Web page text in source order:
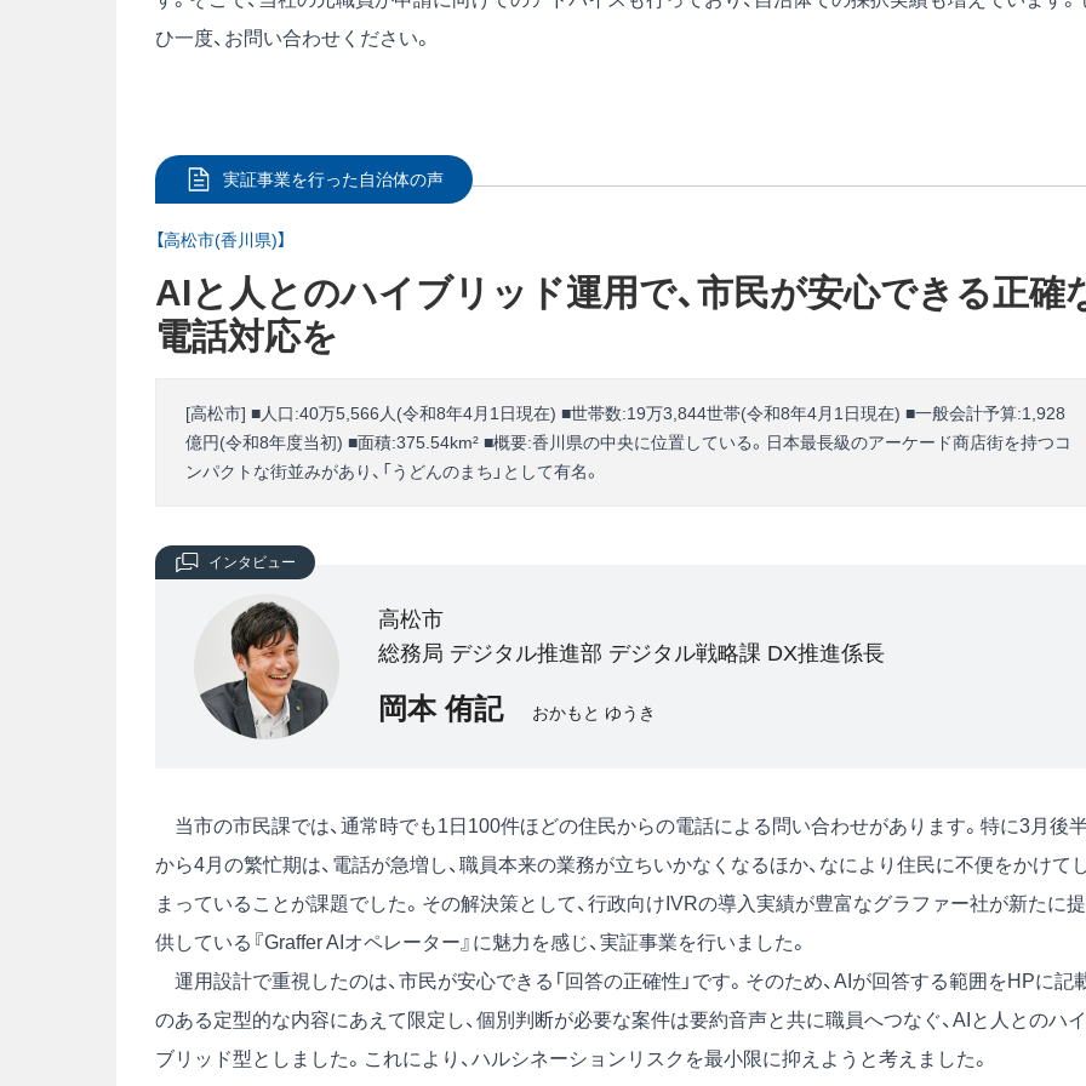
ひ一度、お問い合わせください。
実証事業を行った自治体の声
【高松市(香川県)】
AIと人とのハイブリッド運用で、市民が安心できる正確
電話対応を
[高松市] ■人口:40万5,566人(令和8年4月1日現在) ■世帯数:19万3,844世帯(令和8年4月1日現在) ■一般会計予算:1,928
億円(令和8年度当初) ■面積:375.54km² ■概要:香川県の中央に位置している。日本最長級のアーケード商店街を持つコ
ンパクトな街並みがあり、「うどんのまち」として有名。
インタビュー
高松市
総務局 デジタル推進部 デジタル戦略課 DX推進係長
岡本 侑記 おかもと ゆうき
当市の市民課では、通常時でも1日100件ほどの住民からの電話による問い合わせがあります。特に3月後
から4月の繁忙期は、電話が急増し、職員本来の業務が立ちいかなくなるほか、なにより住民に不便をかけて
まっていることが課題でした。その解決策として、行政向けIVRの導入実績が豊富なグラファー社が新たに提
供している『Graffer AIオペレーター』に魅力を感じ、実証事業を行いました。
運用設計で重視したのは、市民が安心できる「回答の正確性」です。そのため、AIが回答する範囲をHPに記
のある定型的な内容にあえて限定し、個別判断が必要な案件は要約音声と共に職員へつなぐ、AIと人とのハイ
ブリッド型としました。これにより、ハルシネーションリスクを最小限に抑えようと考えました。